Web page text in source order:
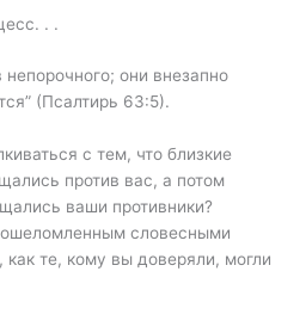
. .
непорочного; они внезапно
(Псалтирь 63:5).
с тем, что близкие
против вас, а потом
ваши противники?
словесными
те, кому вы доверяли, могли